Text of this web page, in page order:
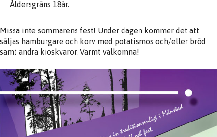
Åldersgräns 18år.
Missa inte sommarens fest! Under dagen kommer det att
säljas hamburgare och korv med potatismos och/eller bröd
samt andra kioskvaror. Varmt välkomna!